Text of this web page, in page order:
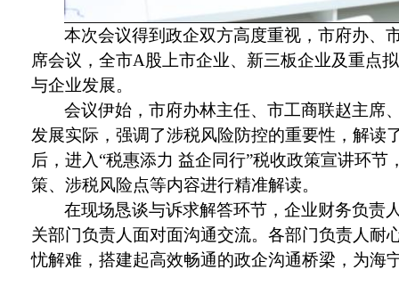
本次会议得到政企双方高度重视，市府办、
席会议，全市A股上市企业、新三板企业及重点
与企业发展。
会议伊始，市府办林主任、市工商联赵主席
发展实际，强调了涉税风险防控的重要性，解读
后，进入 “税惠添力 益企同行”税收政策宣讲环
策、涉税风险点等内容进行精准解读。
在现场恳谈与诉求解答环节，企业财务负责
关部门负责人面对面沟通交流。各部门负责人耐
忧解难，搭建起高效畅通的政企沟通桥梁，为海